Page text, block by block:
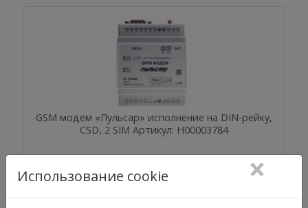
GSM модем «Пульсар» исполнение на DIN-рейку,
CSD, 2 SIM Артикул: Н00003784
Использование cookie